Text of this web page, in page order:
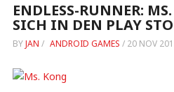
ENDLESS-RUNNER:
SICH IN DEN PLAY
BYJAN / ANDROID GAMES / 20 NOV